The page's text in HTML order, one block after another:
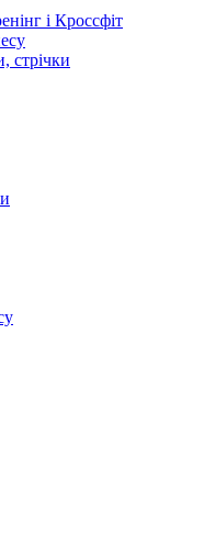
і Кроссфіт
стрічки